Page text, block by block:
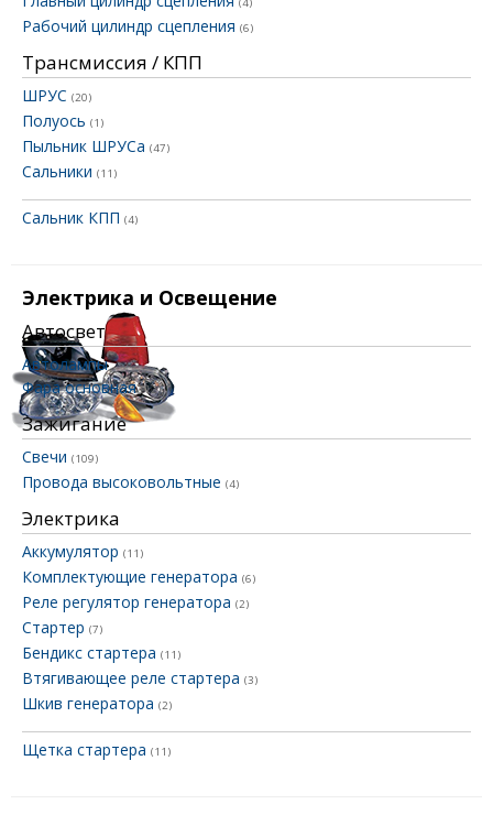
(4)
Рабочий цилиндр сцепления (6)
Трансмиссия / КПП
ШРУС (20)
Полуось (1)
Пыльник ШРУСа (47)
Сальники (11)
Сальник КПП (4)
Электрика и Освещение
Автосвет
Автолампы
Фара основная(12)
Зажигание
Свечи (109)
Провода высоковольтные (4)
Электрика
Аккумулятор (11)
Комплектующие генератора (6)
Реле регулятор генератора (2)
Стартер (7)
Бендикс стартера (11)
Втягивающее реле стартера (3)
Шкив генератора (2)
Щетка стартера (11)